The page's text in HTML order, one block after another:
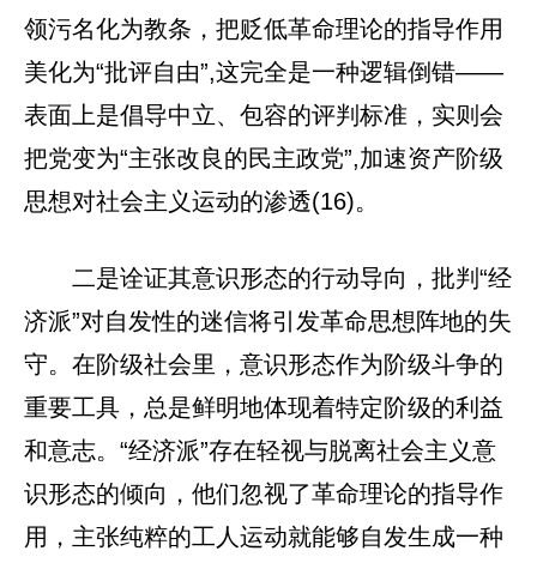
领污名化为教条，把贬低革命理论的指导作用
美化为“批评自由”,这完全是一种逻辑倒错——
表面上是倡导中立、包容的评判标准，实则会
把党变为“主张改良的民主政党”,加速资产阶级
思想对社会主义运动的渗透(16)。
二是诠证其意识形态的行动导向，批判“经
济派”对自发性的迷信将引发革命思想阵地的失
守。在阶级社会里，意识形态作为阶级斗争的
重要工具，总是鲜明地体现着特定阶级的利益
和意志。“经济派”存在轻视与脱离社会主义意
识形态的倾向，他们忽视了革命理论的指导作
用，主张纯粹的工人运动就能够自发生成一种